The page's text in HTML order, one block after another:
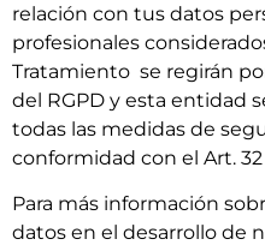
relación con tus datos
profesionales
Tratamiento se regirán
del RGPD y esta entidad
todas las medidas de
conformidad con el Art.
Para más información
datos en el desarrollo de